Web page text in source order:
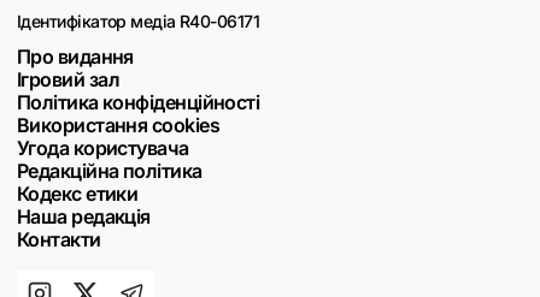
Ідентифікатор медіа R40-06171
Про видання
Ігровий зал
Політика конфіденційності
Використання cookies
Угода користувача
Редакційна політика
Кодекс етики
Наша редакція
Контакти